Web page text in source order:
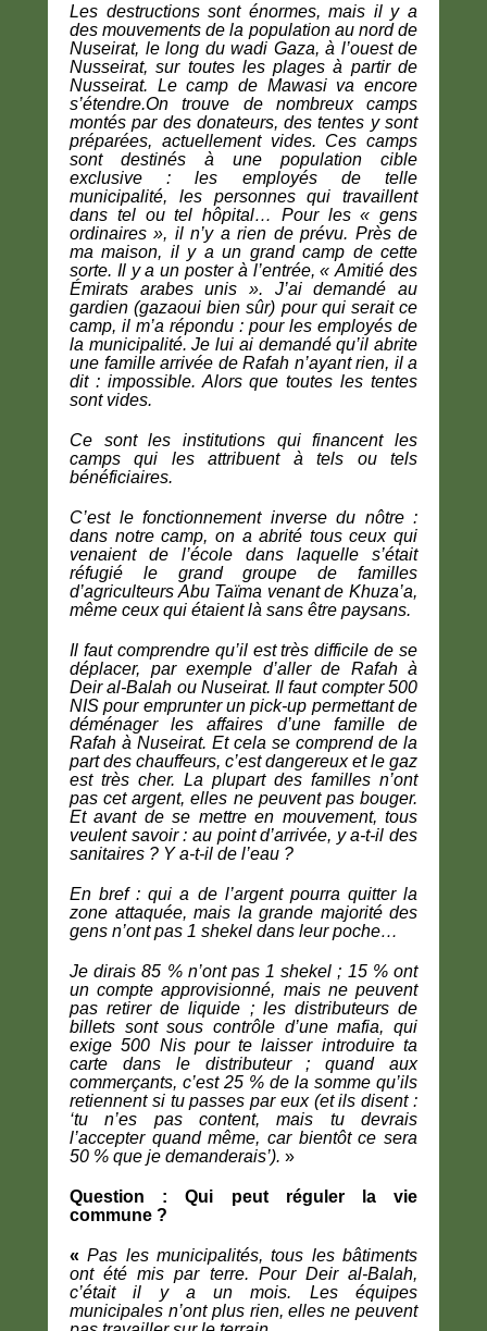
Les destructions sont énormes, mais il y a
des mouvements de la population au nord de
Nuseirat, le long du wadi Gaza, à l’ouest de
Nusseirat, sur toutes les plages à partir de
Nusseirat. Le camp de Mawasi va encore
s’étendre.On trouve de nombreux camps
montés par des donateurs, des tentes y sont
préparées, actuellement vides. Ces camps
sont destinés à une population cible
exclusive : les employés de telle
municipalité, les personnes qui travaillent
dans tel ou tel hôpital… Pour les « gens
ordinaires », il n’y a rien de prévu. Près de
ma maison, il y a un grand camp de cette
sorte. Il y a un poster à l’entrée, « Amitié des
Émirats arabes unis ». J’ai demandé au
gardien (gazaoui bien sûr) pour qui serait ce
camp, il m’a répondu : pour les employés de
la municipalité. Je lui ai demandé qu’il abrite
une famille arrivée de Rafah n’ayant rien, il a
dit : impossible. Alors que toutes les tentes
sont vides.
Ce sont les institutions qui financent les
camps qui les attribuent à tels ou tels
bénéficiaires.
C’est le fonctionnement inverse du nôtre :
dans notre camp, on a abrité tous ceux qui
venaient de l’école dans laquelle s’était
réfugié le grand groupe de familles
d’agriculteurs Abu Taïma venant de Khuza’a,
même ceux qui étaient là sans être paysans.
Il faut comprendre qu’il est très difficile de se
déplacer, par exemple d’aller de Rafah à
Deir al-Balah ou Nuseirat. Il faut compter 500
NIS pour emprunter un pick-up permettant de
déménager les affaires d’une famille de
Rafah à Nuseirat. Et cela se comprend de la
part des chauffeurs, c’est dangereux et le gaz
est très cher. La plupart des familles n’ont
pas cet argent, elles ne peuvent pas bouger.
Et avant de se mettre en mouvement, tous
veulent savoir : au point d’arrivée, y a-t-il des
sanitaires ? Y a-t-il de l’eau ?
En bref : qui a de l’argent pourra quitter la
zone attaquée, mais la grande majorité des
gens n’ont pas 1 shekel dans leur poche…
Je dirais 85 % n’ont pas 1 shekel ; 15 % ont
un compte approvisionné, mais ne peuvent
pas retirer de liquide ; les distributeurs de
billets sont sous contrôle d’une mafia, qui
exige 500 Nis pour te laisser introduire ta
carte dans le distributeur ; quand aux
commerçants, c’est 25 % de la somme qu’ils
retiennent si tu passes par eux (et ils disent :
‘tu n’es pas content, mais tu devrais
l’accepter quand même, car bientôt ce sera
50 % que je demanderais’). »
Question : Qui peut réguler la vie
commune ?
«Pas les municipalités, tous les bâtiments
ont été mis par terre. Pour Deir al-Balah,
c’était il y a un mois. Les équipes
municipales n’ont plus rien, elles ne peuvent